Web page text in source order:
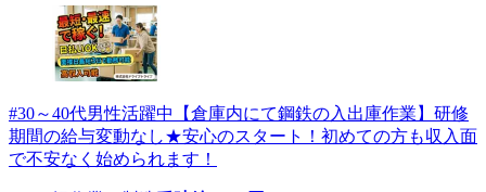
#30～40代男性活躍中【倉庫内にて鋼鉄の入出庫作業】研修
期間の給与変動なし★安心のスタート！初めての方も収入面
で不安なく始められます！